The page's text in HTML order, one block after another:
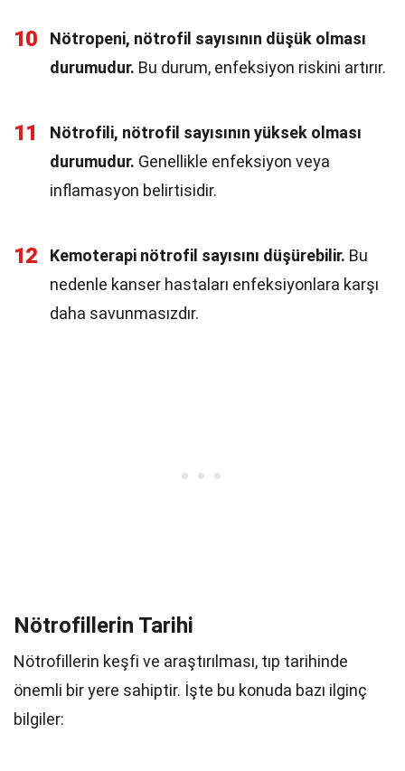
10
Nötropeni, nötrofil sayısının düşük olması
durumudur. Bu durum, enfeksiyon riskini artırır.
11
Nötrofili, nötrofil sayısının yüksek olması
durumudur. Genellikle enfeksiyon veya
inflamasyon belirtisidir.
12 Kemoterapi nötrofil sayısını düşürebilir. Bu
nedenle kanser hastaları enfeksiyonlara karşı
daha savunmasızdır.
Nötrofillerin Tarihi
Nötrofillerin keşfi ve araştırılması, tıp tarihinde
önemli bir yere sahiptir. İşte bu konuda bazı ilginç
bilgiler: